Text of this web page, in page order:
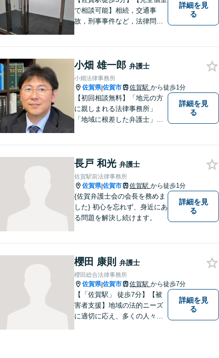
で相談可能】相続，交通事
故，刑事事件など，法律問題
お持ち帰りいただけるよう，
全力を尽くします。
詳細を見
る
小畑 雄一郎 弁護士
小畑法律事務所
佐賀県|佐賀市 佐賀駅 から徒歩1分
【初回相談無料】「地元の方
に親しまれる法律事務所」
「地域に根差した弁護士」を
など幅広く対応しております
ので、まずはお気軽にご相談
下さい。【JR佐賀駅1分】
【子連れ相談可】
詳細を見
る
長戸 和光 弁護士
佐賀駅前法律事務所
佐賀県|佐賀市 佐賀駅 から徒歩1分
{佐賀弁護士会の会長を務めま
した} 初心を忘れず、身近にあ
る問題を解決し続けます。
詳細を見
る
櫻田 康則 弁護士
櫻田総合法律事務所
佐賀県|佐賀市 佐賀駅 から徒歩7分
【「佐賀駅」 徒歩7分】【被
害者支援】地域の法的ニーズ
に適切に応え、多くの人々の
詳細を見
る